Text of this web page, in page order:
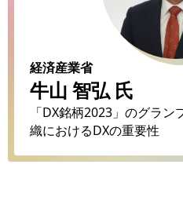
経済産業省
牛山 智弘 氏
「DX銘柄2023」のグラ
織におけるDXの重要性